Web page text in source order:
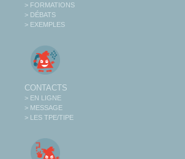
> FORMATIONS
> DÉBATS
> EXEMPLES
CONTACTS
> EN LIGNE
> MESSAGE
> LES TPE/TIPE